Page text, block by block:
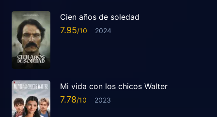
Cien años de soledad
7.95 2024
Mi vida con los chicos Walter
7.78 2023